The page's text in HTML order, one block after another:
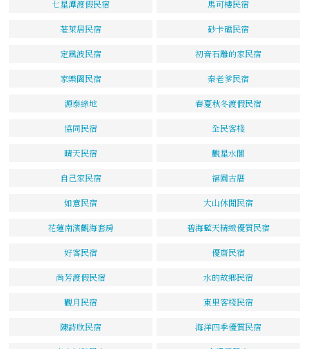
七星潭渡假民宿 馬可樓民宿
荖萊居民宿 砂卡礑民宿
定風波民宿 初音石雕的家民宿
家樂園民宿 秦老爹民宿
源泰綠地 春夏秋冬渡假民宿
協同民宿 全民客棧
晴天民宿 觀星水閣
自己家民宿 福園古厝
如意民宿 大山休閒民宿
花蓮南濱觀海套房 碧海藍天精緻優質民宿
好客民宿 優齋民宿
尚芳渡假民宿 水的故鄉民宿
觀月民宿 東里客棧民宿
陳詩欣民宿 海洋四季優質民宿